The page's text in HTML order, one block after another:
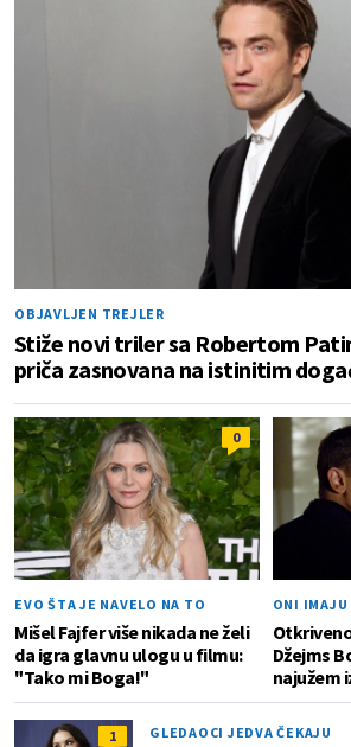
OBJAVLJEN TREJLER
Stiže novi triler sa Robertom
priča zasnovana na istinitim
0
EVO ŠTA JE NAVELO NA TO
Mišel Fajfer više nikada ne želi
da igra glavnu ulogu u filmu:
"Tako mi Boga!"
ONI IMAJU
Džejms
najužem
1 GLEDAOCI JEDVA ČEKAJU